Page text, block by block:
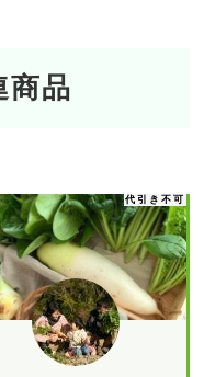
商品
代引き不可